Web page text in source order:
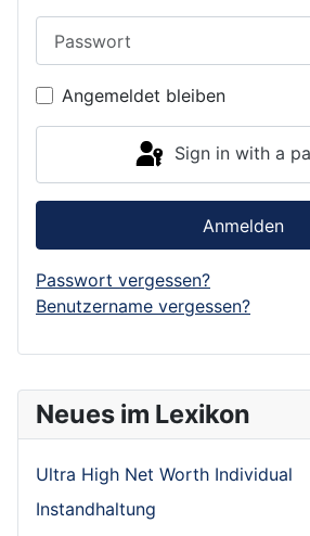
Neues im Lexikon
Ultra High Net Worth Individual
Instandhaltung
Angemeldet bleiben
Sign in with a
Anmelden
Passwort vergessen?
Benutzername vergessen?